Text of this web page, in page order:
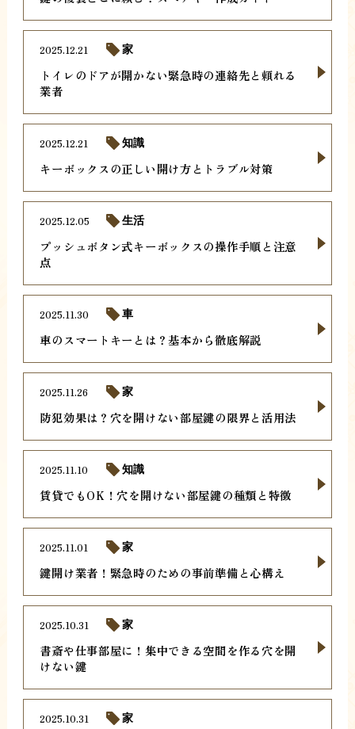
トイレのドアが開かない緊急時の連絡先と頼れる
業者
2025.12.21 家
キーボックスの正しい開け方とトラブル対策
2025.12.21 知識
プッシュボタン式キーボックスの操作手順と注意
点
2025.12.05 生活
車のスマートキーとは？基本から徹底解説
2025.11.30 車
防犯効果は？穴を開けない部屋鍵の限界と活用法
2025.11.26 家
賃貸でもOK！穴を開けない部屋鍵の種類と特徴
2025.11.10 知識
鍵開け業者！緊急時のための事前準備と心構え
2025.11.01 家
書斎や仕事部屋に！集中できる空間を作る穴を開
けない鍵
2025.10.31 家
2025.10.31 家